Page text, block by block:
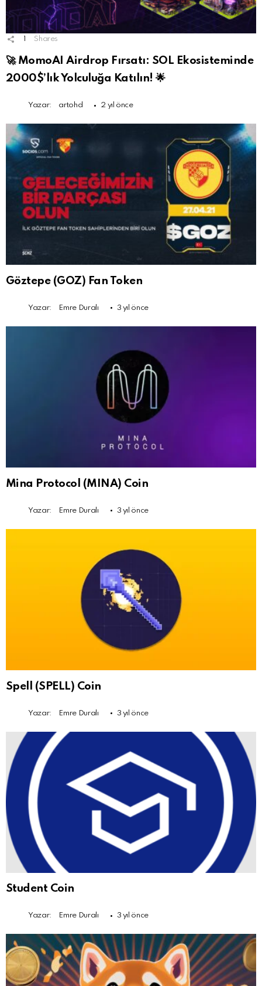
1 Shares
🚀 MomoAI Airdrop Fırsatı: SOL Ekosisteminde
2000$’lık Yolculuğa Katılın! 🌟
Yazar: artohd 2 yıl önce
Göztepe (GOZ) Fan Token
Yazar: Emre Duralı 3 yıl önce
Mina Protocol (MINA) Coin
Yazar: Emre Duralı 3 yıl önce
Spell (SPELL) Coin
Yazar: Emre Duralı 3 yıl önce
Student Coin
Yazar: Emre Duralı 3 yıl önce